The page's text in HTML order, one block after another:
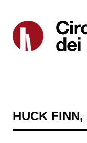
HUCK